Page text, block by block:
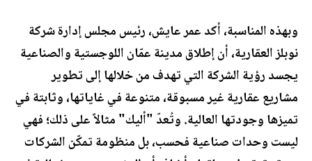
وبهذه المناسبة، أكد عمر عايش، رئيس مجلس إدارة شركة
نوبلز العقارية، أن إطلاق مدينة عمّان اللوجستية والصناعية
يجسد رؤية الشركة التي تهدف من خلالها إلى تطوير
مشاريع عقارية غير مسبوقة، متنوعة في غاياتها، وثابتة في
تميزها وجودتها العالية. وتُعدّ "أليك" مثالاً على ذلك؛ فهي
ليست وحدات صناعية فحسب، بل منظومة تمكّن الشركات